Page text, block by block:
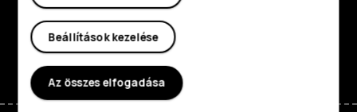
Támogatás
FacebookInstagram
TiktokYoutube
Beállítások kezelése
Az összes elfogadása